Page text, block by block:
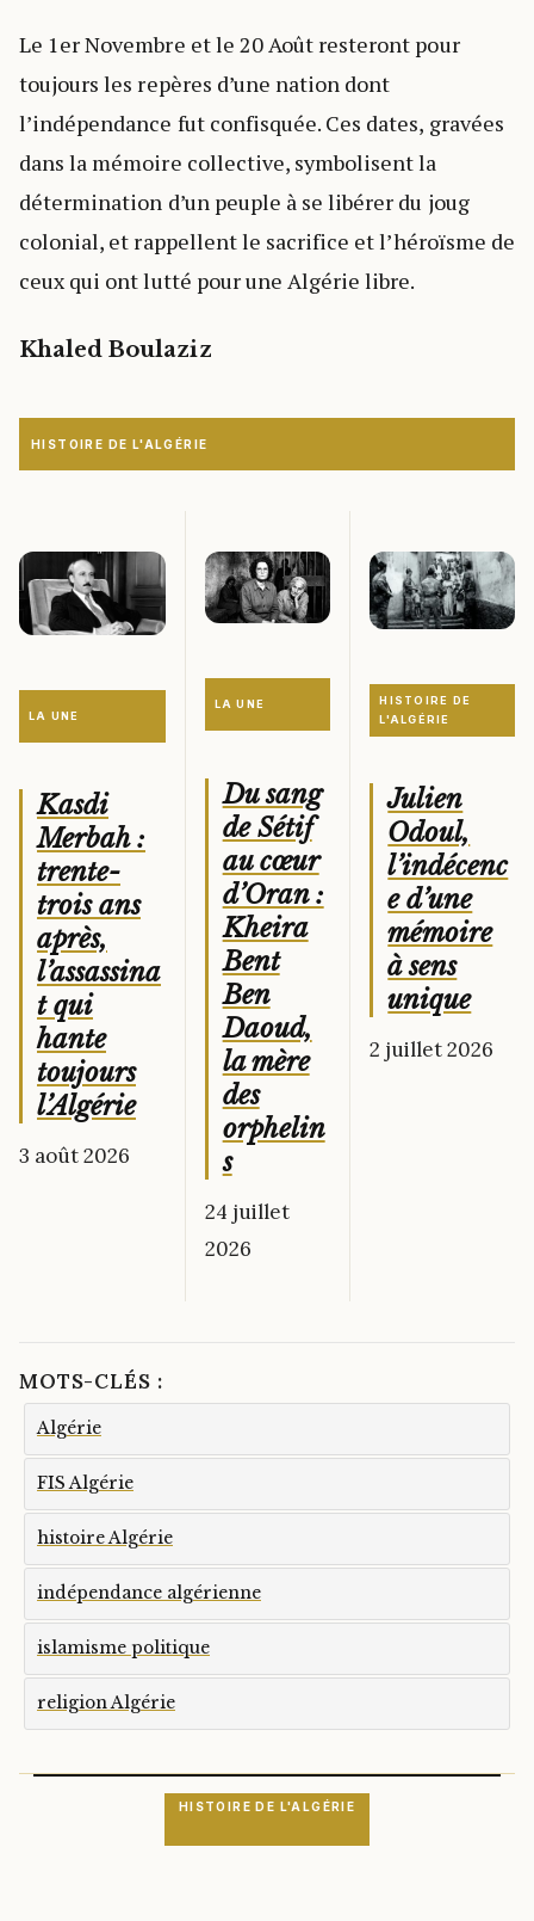
Le 1er Novembre et le 20 Août resteront pour
toujours les repères d’une nation dont
l’indépendance fut confisquée. Ces dates, gravées
dans la mémoire collective, symbolisent la
détermination d’un peuple à se libérer du joug
colonial, et rappellent le sacrifice et l’héroïsme de
ceux qui ont lutté pour une Algérie libre.
Khaled Boulaziz
HISTOIRE DE L'ALGÉRIE
LA UNE
Kasdi
Merbah :
trente-
trois ans
après,
l’assassina
t qui
hante
toujours
l’Algérie
3 août 2026
LA UNE
Du sang
de Sétif
au cœur
d’Oran :
Kheira
Bent
Ben
Daoud,
la mère
des
orphelin
s
24 juillet
2026
HISTOIRE DE
L'ALGÉRIE
Julien
Odoul,
l’indécenc
e d’une
mémoire
à sens
unique
2 juillet 2026
MOTS-CLÉS :
Algérie
FIS Algérie
histoire Algérie
indépendance algérienne
islamisme politique
religion Algérie
HISTOIRE DE L'ALGÉRIE